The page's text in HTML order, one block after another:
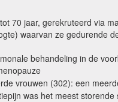
70 jaar, gerekruteerd via
waarvan ze gedurende
behandeling in de
vrouwen (302): een
was het meest